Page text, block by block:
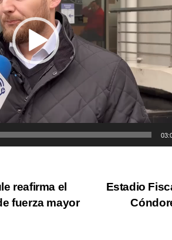
Estadio
reafirma el
fuerza mayor